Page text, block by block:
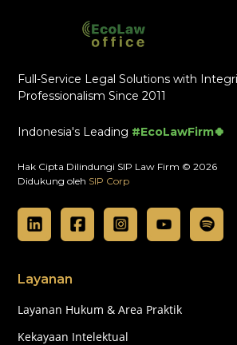
Full-Service Legal Solutions with
Professionalism Since 2011
Indonesia's Leading #EcoLawFirm🍀
Hak Cipta Dilindungi SIP Law Firm © 2026
Didukung oleh SIP Corp
Layanan
Layanan Hukum & Area Praktik
Kekayaan Intelektual